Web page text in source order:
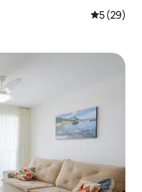
औसत रेटिंग
5 (29)